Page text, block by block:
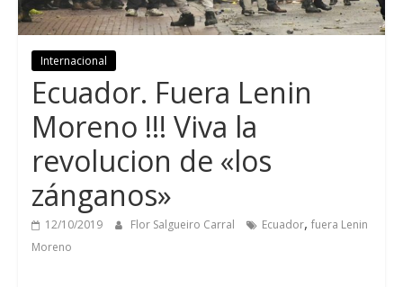
Internacional
Ecuador. Fuera Lenin
Moreno !!! Viva la
revolucion de «los
zánganos»
12/10/2019 Flor Salgueiro Carral Ecuador, fuera Lenin
Moreno